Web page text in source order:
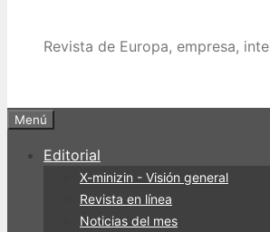
Revista de Europa, empresa,
Menú
Editorial
X-minizin - Visión general
Revista en línea
Noticias del mes